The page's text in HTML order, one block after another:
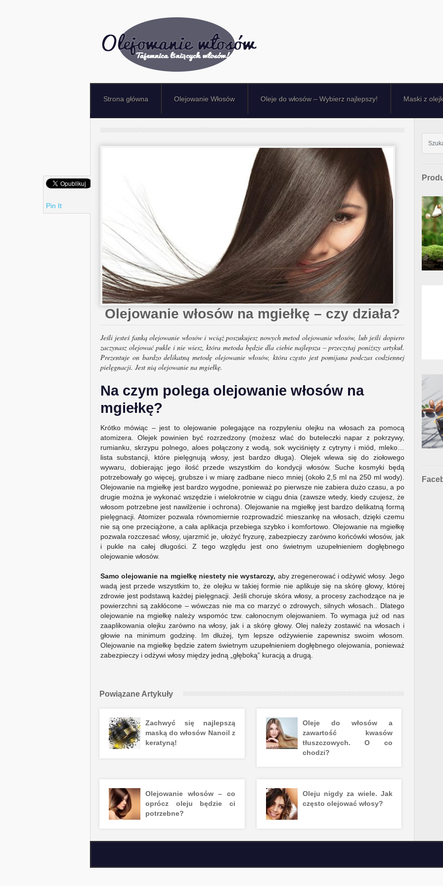
Strona główna Olejowanie Włosów Oleje do włosów – Wybierz najlepszy! Maski z
Olejowanie włosów na mgiełkę – czy działa?
Jeśli jesteś fanką olejowanie włosów i wciąż poszukujesz nowych metod olejowanie włosów, lub jeśli dopiero
zaczynasz olejować pukle i nie wiesz, która metoda będzie dla ciebie najlepsza – przeczytaj poniższy artykuł.
Prezentuje on bardzo delikatną metodę olejowanie włosów, która często jest pomijana podczas codziennej
pielęgnacji. Jest nią olejowanie na mgiełkę.
Na czym polega olejowanie włosów na
mgiełkę?
Krótko mówiąc – jest to olejowanie polegające na rozpyleniu olejku na włosach za pomocą
atomizera. Olejek powinien być rozrzedzony (możesz wlać do buteleczki napar z pokrzywy,
rumianku, skrzypu polnego, aloes połączony z wodą, sok wyciśnięty z cytryny i miód, mleko…
lista substancji, które pielęgnują włosy, jest bardzo długa). Olejek wlewa się do ziołowego
wywaru, dobierając jego ilość przede wszystkim do kondycji włosów. Suche kosmyki będą
potrzebowały go więcej, grubsze i w miarę zadbane nieco mniej (około 2,5 ml na 250 ml wody).
Olejowanie na mgiełkę jest bardzo wygodne, ponieważ po pierwsze nie zabiera dużo czasu, a po
drugie można je wykonać wszędzie i wielokrotnie w ciągu dnia (zawsze wtedy, kiedy czujesz, że
włosom potrzebne jest nawilżenie i ochrona). Olejowanie na mgiełkę jest bardzo delikatną formą
pielęgnacji. Atomizer pozwala równomiernie rozprowadzić mieszankę na włosach, dzięki czemu
nie są one przeciążone, a cała aplikacja przebiega szybko i komfortowo. Olejowanie na mgiełkę
pozwala rozczesać włosy, ujarzmić je, ułożyć fryzurę, zabezpieczy zarówno końcówki włosów, jak
i pukle na całej długości. Z tego względu jest ono świetnym uzupełnieniem dogłębnego
olejowanie włosów.
Samo olejowanie na mgiełkę niestety nie wystarczy, aby zregenerować i odżywić włosy. Jego
wadą jest przede wszystkim to, że olejku w takiej formie nie aplikuje się na skórę głowy, której
zdrowie jest podstawą każdej pielęgnacji. Jeśli choruje skóra włosy, a procesy zachodzące na je
powierzchni są zakłócone – wówczas nie ma co marzyć o zdrowych, silnych włosach.. Dlatego
olejowanie na mgiełkę należy wspomóc tzw. całonocnym olejowaniem. To wymaga już od nas
zaaplikowania olejku zarówno na włosy, jak i a skórę głowy. Olej należy zostawić na włosach i
głowie na minimum godzinę. Im dłużej, tym lepsze odżywienie zapewnisz swoim włosom.
Olejowanie na mgiełkę będzie zatem świetnym uzupełnieniem dogłębnego olejowania, ponieważ
zabezpieczy i odżywi włosy między jedną „głęboką” kuracją a drugą.
Pin It
Powiązane Artykuły
Zachwyć się najlepszą
maską do włosów Nanoil z
keratyną!
Oleje do włosów a
zawartość kwasów
tłuszczowych. O co
chodzi?
Olejowanie włosów – co
oprócz oleju będzie ci
potrzebne?
Oleju nigdy za wiele. Jak
często olejować włosy?